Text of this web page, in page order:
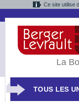
Ce site utilise
La
TOUS LES